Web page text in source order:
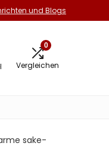
und Blogs
0
Vergleichen
sake-